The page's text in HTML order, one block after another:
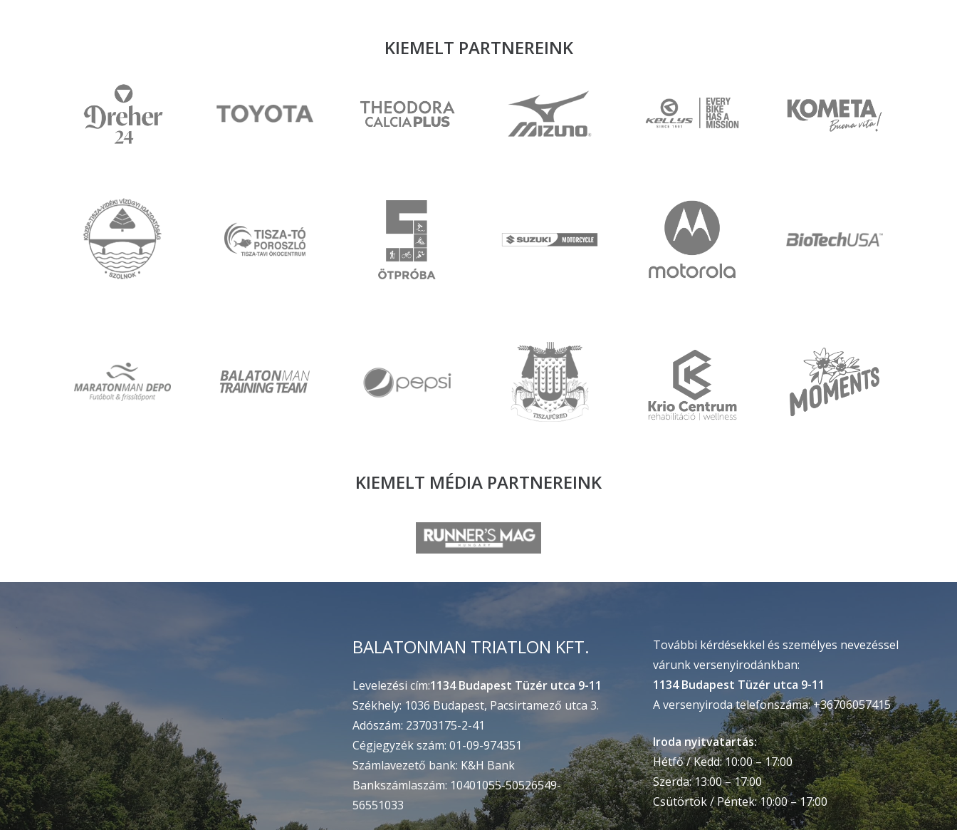
KIEMELT PARTNEREINK
KIEMELT MÉDIA PARTNEREINK
BALATONMAN TRIATLON KFT.
Levelezési cím:1134 Budapest Tüzér utca 9-11
Székhely: 1036 Budapest, Pacsirtamező utca 3.
Adószám: 23703175-2-41
Cégjegyzék szám: 01-09-974351
Számlavezető bank: K&H Bank
Bankszámlaszám: 10401055-50526549-
56551033
További kérdésekkel és személyes nevezéssel
várunk versenyirodánkban:
1134 Budapest Tüzér utca 9-11
A versenyiroda telefonszáma: +36706057415
Iroda nyitvatartás:
Hétfő / Kedd: 10:00 – 17:00
Szerda: 13:00 – 17:00
Csütörtök / Péntek: 10:00 – 17:00